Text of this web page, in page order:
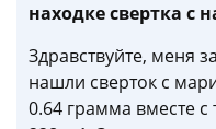
находке свертка с
Здравствуйте, меня
нашли сверток с
0.64 грамма вместе с